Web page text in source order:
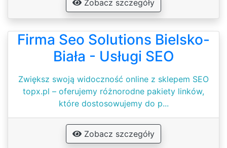
Zobacz szczegóły
Firma Seo Solutions Bielsko-
Biała - Usługi SEO
Zwiększ swoją widoczność online z sklepem SEO
topx.pl – oferujemy różnorodne pakiety linków,
które dostosowujemy do p...
Zobacz szczegóły